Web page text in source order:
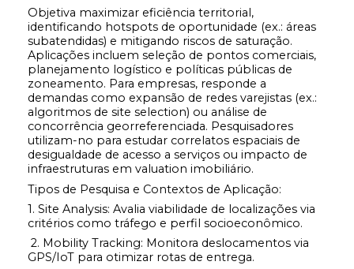
Objetiva maximizar eficiência territorial,
identificando hotspots de oportunidade (ex.: áreas
subatendidas) e mitigando riscos de saturação.
Aplicações incluem seleção de pontos comerciais,
planejamento logístico e políticas públicas de
zoneamento. Para empresas, responde a
demandas como expansão de redes varejistas (ex.:
algoritmos de site selection) ou análise de
concorrência georreferenciada. Pesquisadores
utilizam-no para estudar correlatos espaciais de
desigualdade de acesso a serviços ou impacto de
infraestruturas em valuation imobiliário.
Tipos de Pesquisa e Contextos de Aplicação:
1. Site Analysis: Avalia viabilidade de localizações via
critérios como tráfego e perfil socioeconômico.
2. Mobility Tracking: Monitora deslocamentos via
GPS/IoT para otimizar rotas de entrega.